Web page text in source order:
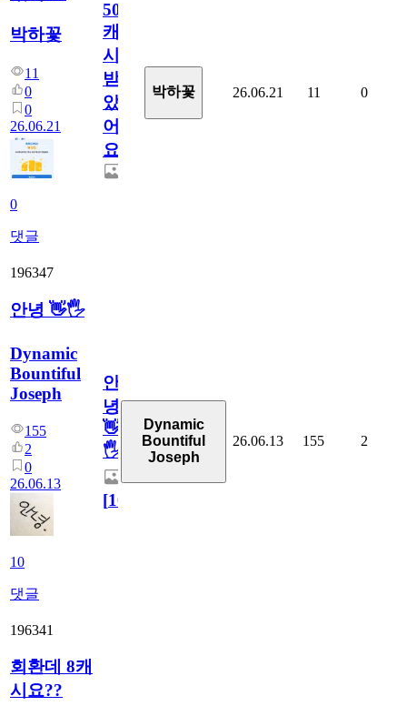
박하꽃
11
0
0
26.06.21
0
댓글
50
캐
시
받
았
어
요.
박하꽃 26.06.21 11 0
196347
안녕 👋🖐
Dynamic
Bountiful
Joseph
155
2
0
26.06.13
10
댓글
안
녕
👋
🖐
[10
Dynamic
Bountiful
Joseph
26.06.13 155 2
196341
회환데 8캐
시요??